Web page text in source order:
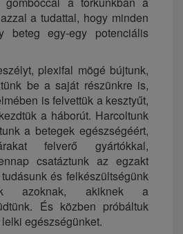
a tudattal, hogy minden
beteg egy-egy potenciális
plexifal mögé bújtunk,
be a saját részünkre is,
is felvettük a kesztyűt,
a háborút. Harcoltunk
a betegek egészségéért,
felverő gyártókkal,
csatáztunk az egzakt
és felkészültségünk
azoknak, akiknek a
És közben próbáltuk
egészségünket.